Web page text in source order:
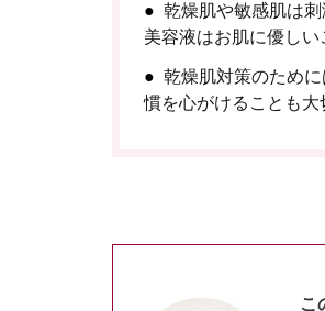
乾燥肌や敏感肌は
美容液はお肌に優し
乾燥肌対策のため
慣を心がけることも
こ